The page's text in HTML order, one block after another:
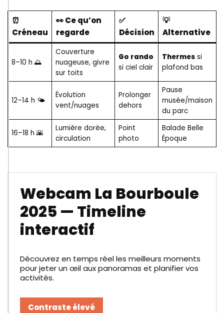
⏰
Créneau
👀 Ce qu’on
regarde
✅
Décision
💡
Alternative
8–10 h 🌅
Couverture
nuageuse, givre
sur toits
Go rando
si ciel clair
Thermessi
plafond bas
12–14 h 🌤️
Évolution
vent/nuages
Prolonger
dehors
Pause
musée/maison
du parc
16–18 h 🌇
Lumière dorée,
circulation
Point
photo
Balade Belle
Époque
Webcam La Bourboule
2025 — Timeline
interactif
Découvrez en temps réel les meilleurs moments
pour jeter un œil aux panoramas et planifier vos
activités.
Contraste élevé